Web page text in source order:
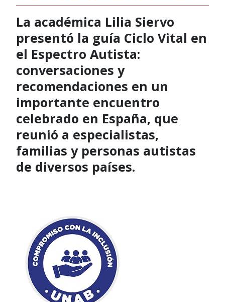
La académica Lilia Siervo
presentó la guía Ciclo Vital en
el Espectro Autista:
conversaciones y
recomendaciones en un
importante encuentro
celebrado en España, que
reunió a especialistas,
familias y personas autistas
de diversos países.